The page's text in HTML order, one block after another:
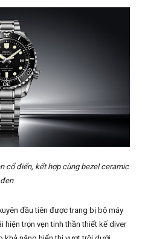
cổ điển, kết hợp cùng bezel ceramic
đen
đầu tiên được trang bị bộ máy
hiện trọn vẹn tinh thần thiết kế diver